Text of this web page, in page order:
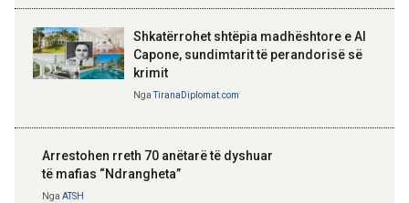
Shkatërrohet shtëpia madhështore e Al
Capone, sundimtarit të perandorisë së
krimit
Nga TiranaDiplomat.com
Arrestohen rreth 70 anëtarë të dyshuar
të mafias “Ndrangheta”
Nga ATSH